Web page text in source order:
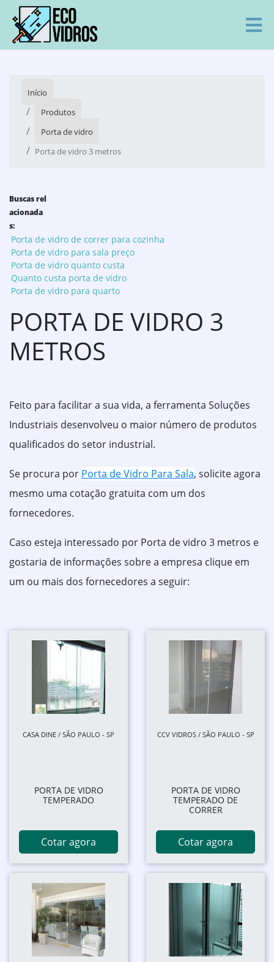
Início
Produtos
Porta de vidro
Porta de vidro 3 metros
Buscas rel
acionada
s:
Porta de vidro de correr para cozinha
Porta de vidro para sala preço
Porta de vidro quanto custa
Quanto custa porta de vidro
Porta de vidro para quarto
PORTA DE VIDRO 3
METROS
Feito para facilitar a sua vida, a ferramenta Soluções
Industriais desenvolveu o maior número de produtos
qualificados do setor industrial.
Se procura por Porta de Vidro Para Sala, solicite agora
mesmo uma cotação gratuita com um dos
fornecedores.
Caso esteja interessado por Porta de vidro 3 metros e
gostaria de informações sobre a empresa clique em
um ou mais dos fornecedores a seguir:
CASA DINE / SÃO PAULO - SP
PORTA DE VIDRO
TEMPERADO
Cotar agora
CCV VIDROS / SÃO PAULO - SP
PORTA DE VIDRO
TEMPERADO DE
CORRER
Cotar agora